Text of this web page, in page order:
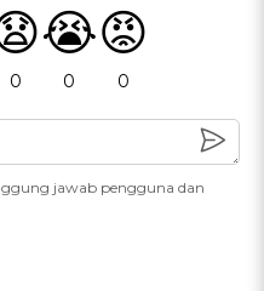
0
😭
0
😡
0
jawab pengguna dan